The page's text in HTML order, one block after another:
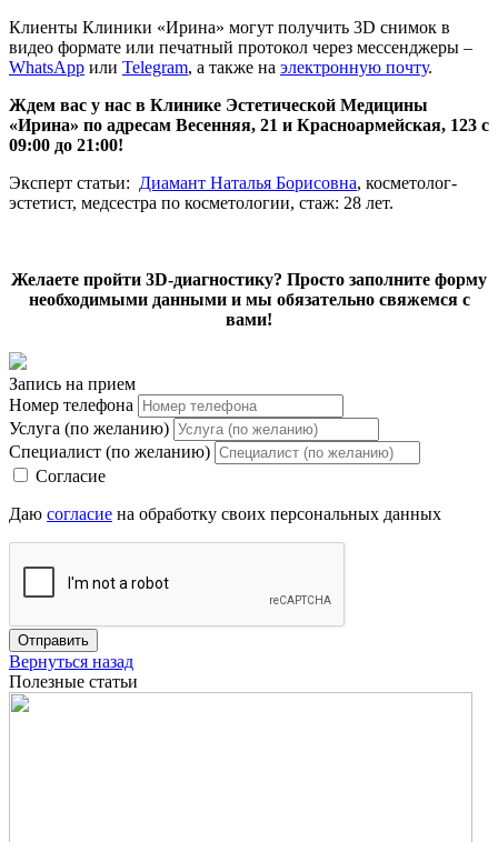
Клиенты Клиники «Ирина» могут получить 3D снимок в
видео формате или печатный протокол через мессенджеры –
WhatsАpp или Telegram, а также на электронную почту.
Ждем вас у нас в Клинике Эстетической Медицины
«Ирина» по адресам Весенняя, 21 и Красноармейская, 123 с
09:00 до 21:00!
Эксперт статьи: Диамант Наталья Борисовна, косметолог-
эстетист, медсестра по косметологии, стаж: 28 лет.
Желаете пройти 3D-диагностику? Просто заполните форму
необходимыми данными и мы обязательно свяжемся с
вами!
Запись на прием
Номер телефона
Услуга (по желанию)
Специалист (по желанию)
Согласие
Даю согласие на обработку своих персональных данных
Отправить
Вернуться назад
Полезные статьи